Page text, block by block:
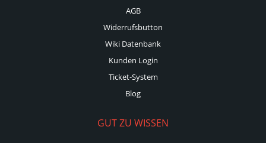
AGB
Widerrufsbutton
Wiki Datenbank
Kunden Login
Ticket-System
Blog
GUT ZU WISSEN